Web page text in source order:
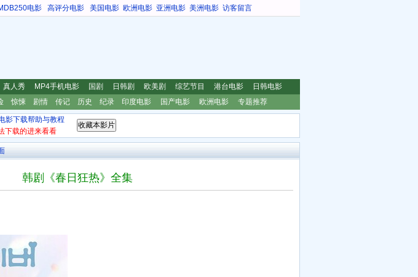
电影 高评分电影 美国电影 欧洲电影 亚洲电影 美洲电影 访客留言
真人秀 MP4手机电影 国剧 日韩剧 欧美剧 综艺节目 港台电影
日韩电影
惊悚 剧情 传记 历史 纪录 印度电影 国产电影 欧洲电影 专题推荐
影下载帮助与教程
下载的进来看看
韩剧《春日狂热》全集